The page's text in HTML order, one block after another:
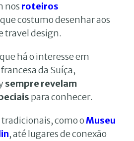
nos roteiros
que costumo desenhar aos
travel design.
há o interesse em
da Suíça,
sempre revelam
para conhecer.
como oMuseu
, até lugares de conexão